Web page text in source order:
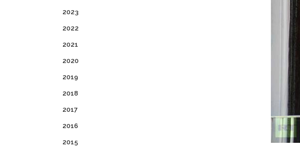
2023
2022
2021
2020
2019
2018
2017
2016
2015